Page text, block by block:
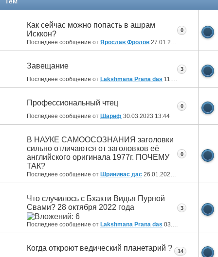
Как сейчас можно попасть в ашрам
Исккон?
Последнее сообщение от Ярослав Фролов 27.01.2025
0
Завещание
Последнее сообщение от Lakshmana Prana das 11.08.2024 11:03
3
Профессиональный чтец
Последнее сообщение от Шариф 30.03.2023 13:44
0
В НАУКЕ САМООСОЗНАНИЯ заголовки
сильно отличаются от заголовков её
английского оригинала 1977г. ПОЧЕМУ
ТАК?
Последнее сообщение от Шринивас дас 26.01.2023 13:55
0
Что случилось с Бхакти Видья Пурной
Свами? 28 октября 2022 года
Последнее сообщение от Lakshmana Prana das 03.12.2022
3
Когда откроют ведический планетарий ? 14